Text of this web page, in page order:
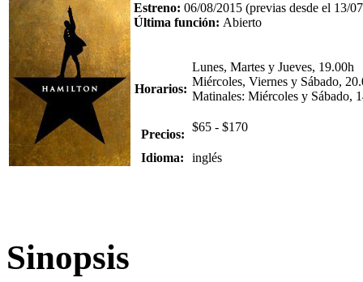
Estreno: 06/08/2015 (previas desde el 13/
Última función: Abierto
Horarios:
Lunes, Martes y Jueves, 19.00h
Miércoles, Viernes y Sábado,
Matinales: Miércoles y Sábado,
Precios:
$65 - $170
Idioma: inglés
Sinopsis